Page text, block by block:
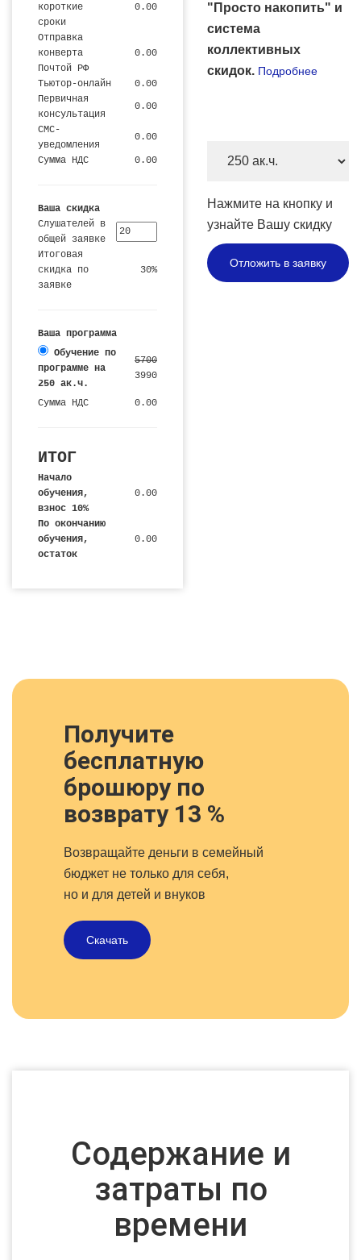
короткие
сроки
0.00
Отправка
конверта
Почтой РФ
0.00
Тьютор-онлайн
0.00
Первичная
консультация
0.00
СМС-
уведомления
0.00
Сумма НДС 0.00
Ваша скидка
Слушателей в
общей заявке
Итоговая
скидка по
заявке
30%
Ваша программа
Обучение по
программе на
250 ак.ч.
5700
3990
Сумма НДС 0.00
ИТОГ
Начало
обучения,
взнос 10%
0.00
По окончанию
обучения,
остаток
0.00
"Просто накопить" и
система
коллективных
скидок. Подробнее
Нажмите на кнопку и
узнайте Вашу скидку
Отложить в заявку
Получите
бесплатную
брошюру по
возврату 13 %
Возвращайте деньги в семейный
бюджет не только для себя,
но и для детей и внуков
Скачать
Содержание и
затраты по
времени